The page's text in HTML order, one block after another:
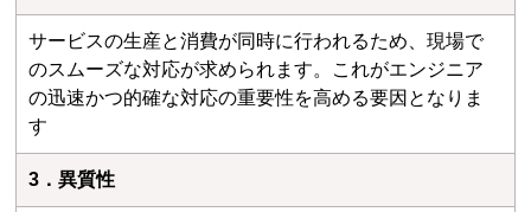
サービスの生産と消費が同時に行われるため、現場で
のスムーズな対応が求められます。これがエンジニア
の迅速かつ的確な対応の重要性を高める要因となりま
す
3．異質性